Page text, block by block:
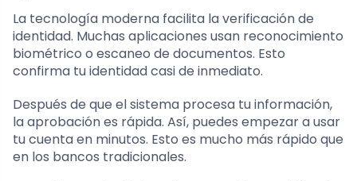
La tecnología moderna facilita la verificación de
identidad. Muchas aplicaciones usan reconocimiento
biométrico o escaneo de documentos. Esto
confirma tu identidad casi de inmediato.
Después de que el sistema procesa tu información,
la aprobación es rápida. Así, puedes empezar a usar
tu cuenta en minutos. Esto es mucho más rápido que
en los bancos tradicionales.